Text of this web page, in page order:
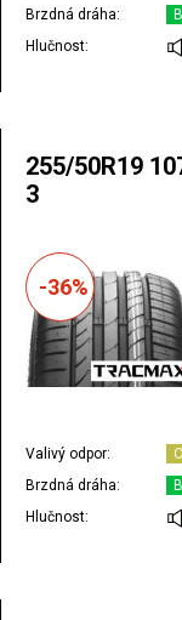
Brzdná dráha:
B
Hlučnost:
255/50R19
3
-36%
Valivý odpor:
C
Brzdná dráha:
B
Hlučnost: